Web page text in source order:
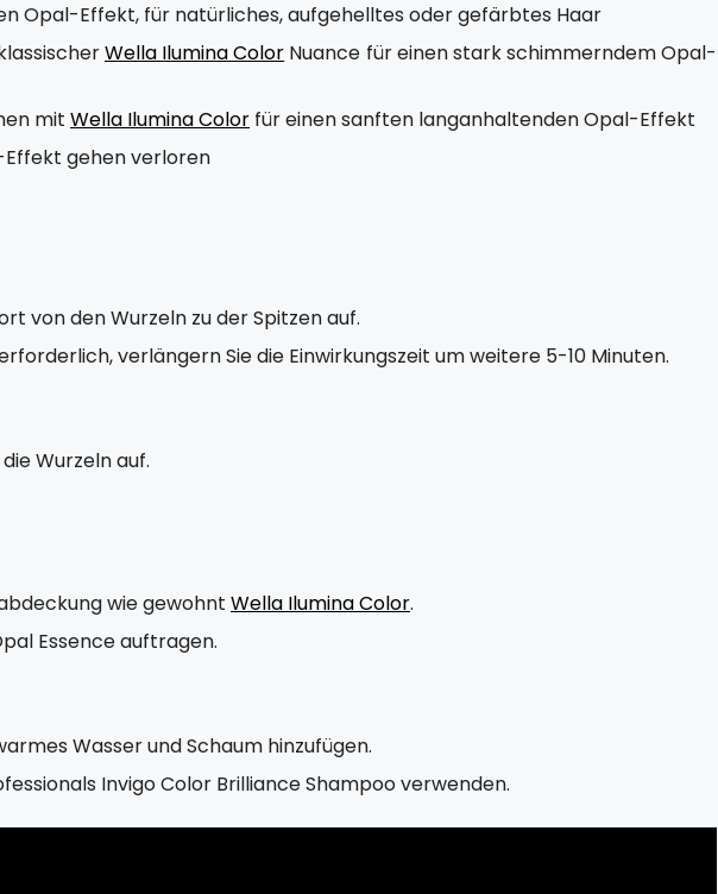
Opal-Effekt, für natürliches, aufgehelltes oder gefärbtes Haar
Wella Ilumina Color Nuance für einen stark schimmerndem Opal-
mit Wella Ilumina Color für einen sanften langanhaltenden Opal-Effekt
Effekt gehen verloren
von den Wurzeln zu der Spitzen auf.
verlängern Sie die Einwirkungszeit um weitere 5-10 Minuten.
Wurzeln auf.
wie gewohnt Wella Ilumina Color.
Essence auftragen.
Wasser und Schaum hinzufügen.
Invigo Color Brilliance Shampoo verwenden.